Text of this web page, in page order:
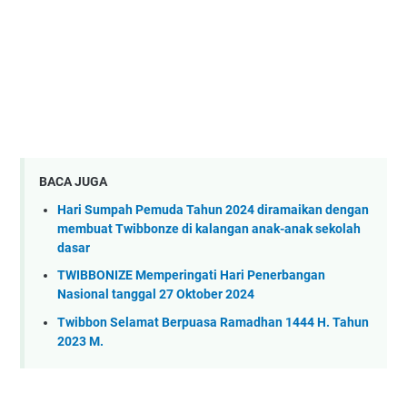
BACA JUGA
Hari Sumpah Pemuda Tahun 2024 diramaikan dengan
membuat Twibbonze di kalangan anak-anak sekolah
dasar
TWIBBONIZE Memperingati Hari Penerbangan
Nasional tanggal 27 Oktober 2024
Twibbon Selamat Berpuasa Ramadhan 1444 H. Tahun
2023 M.